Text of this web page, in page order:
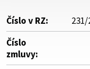
Číslo v RZ:
231/
Číslo
zmluvy: